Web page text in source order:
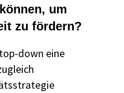
um
zu fördern?
down eine